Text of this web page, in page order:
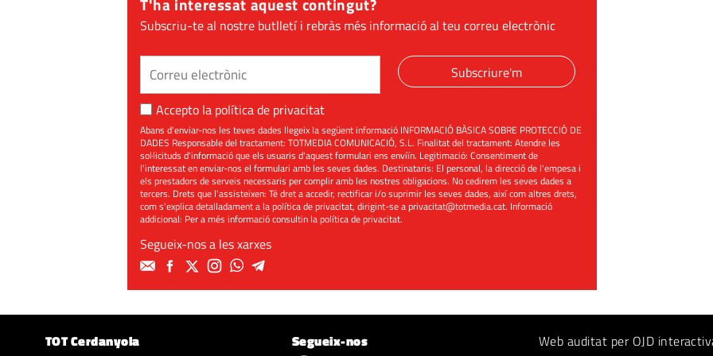
Subscriu-te al nostre butlletí i rebràs més informació al teu correu electrònic
Subscriure'm
Accepto la política de privacitat
Abans d'enviar-nos les teves dades llegeix la següent informació INFORMACIÓ BÀSICA SOBRE PROTECCIÓ DE
DADES Responsable del tractament: TOTMEDIA COMUNICACIÓ, S.L. Finalitat del tractament: Atendre les
sol·licituds d'informació que els usuaris d'aquest formulari ens enviïn. Legitimació: Consentiment de
l'interessat en enviar-nos el formulari amb les seves dades. Destinataris: El personal, la direcció de l'empesa i
els prestadors de serveis necessaris per complir amb les nostres obligacions. No cedirem les seves dades a
tercers. Drets que l'assisteixen: Té dret a accedir, rectificar i/o suprimir les seves dades, així com altres drets,
com s'explica detalladament a la política de privacitat, dirigint-se aprivacitat@totmedia.cat. Informació
addicional: Per a més informació consultin lapolítica de privacitat.
Segueix-nos a les xarxes
TOT Cerdanyola
Segueix-nos Web auditat per OJD